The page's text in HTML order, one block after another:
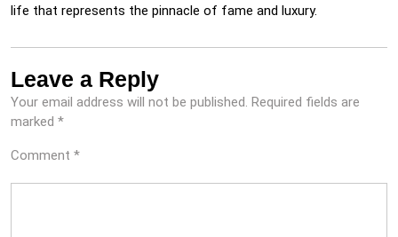
life that represents the pinnacle of fame and luxury.
Leave a Reply
Your email address will not be published. Required fields are
marked *
Comment *